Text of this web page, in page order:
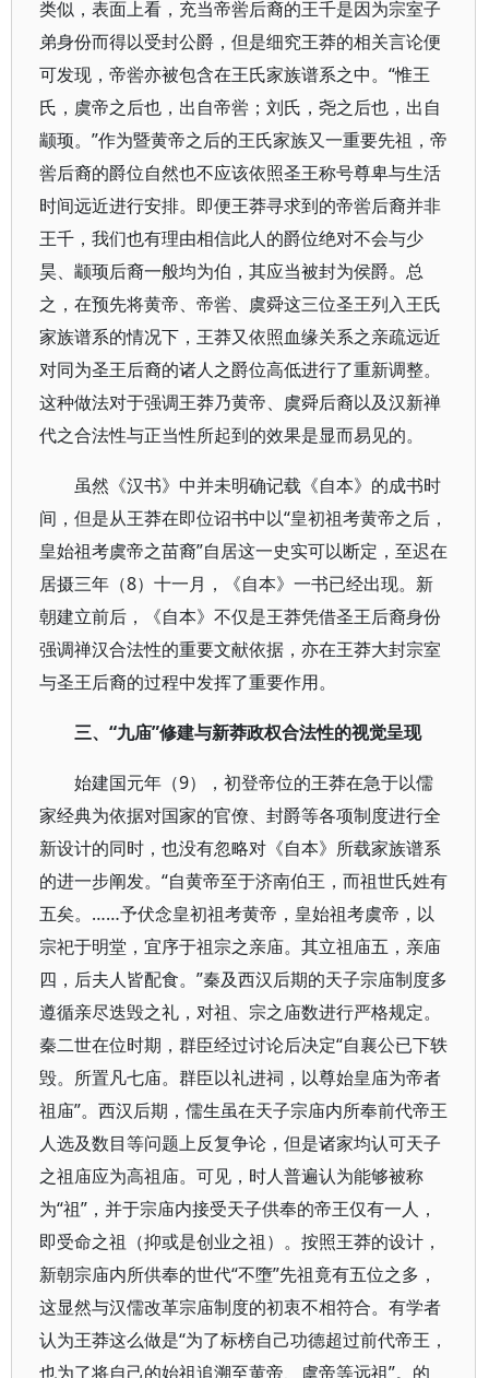
类似，表面上看，充当帝喾后裔的王千是因为宗室子
弟身份而得以受封公爵，但是细究王莽的相关言论便
可发现，帝喾亦被包含在王氏家族谱系之中。“惟王
氏，虞帝之后也，出自帝喾；刘氏，尧之后也，出自
颛顼。”作为暨黄帝之后的王氏家族又一重要先祖，帝
喾后裔的爵位自然也不应该依照圣王称号尊卑与生活
时间远近进行安排。即便王莽寻求到的帝喾后裔并非
王千，我们也有理由相信此人的爵位绝对不会与少
昊、颛顼后裔一般均为伯，其应当被封为侯爵。总
之，在预先将黄帝、帝喾、虞舜这三位圣王列入王氏
家族谱系的情况下，王莽又依照血缘关系之亲疏远近
对同为圣王后裔的诸人之爵位高低进行了重新调整。
这种做法对于强调王莽乃黄帝、虞舜后裔以及汉新禅
代之合法性与正当性所起到的效果是显而易见的。
虽然《汉书》中并未明确记载《自本》的成书时
间，但是从王莽在即位诏书中以“皇初祖考黄帝之后，
皇始祖考虞帝之苗裔”自居这一史实可以断定，至迟在
居摄三年（8）十一月，《自本》一书已经出现。新
朝建立前后，《自本》不仅是王莽凭借圣王后裔身份
强调禅汉合法性的重要文献依据，亦在王莽大封宗室
与圣王后裔的过程中发挥了重要作用。
三、“九庙”修建与新莽政权合法性的视觉呈现
始建国元年（9），初登帝位的王莽在急于以儒
家经典为依据对国家的官僚、封爵等各项制度进行全
新设计的同时，也没有忽略对《自本》所载家族谱系
的进一步阐发。“自黄帝至于济南伯王，而祖世氏姓有
五矣。……予伏念皇初祖考黄帝，皇始祖考虞帝，以
宗祀于明堂，宜序于祖宗之亲庙。其立祖庙五，亲庙
四，后夫人皆配食。”秦及西汉后期的天子宗庙制度多
遵循亲尽迭毁之礼，对祖、宗之庙数进行严格规定。
秦二世在位时期，群臣经过讨论后决定“自襄公已下轶
毁。所置凡七庙。群臣以礼进祠，以尊始皇庙为帝者
祖庙”。西汉后期，儒生虽在天子宗庙内所奉前代帝王
人选及数目等问题上反复争论，但是诸家均认可天子
之祖庙应为高祖庙。可见，时人普遍认为能够被称
为“祖”，并于宗庙内接受天子供奉的帝王仅有一人，
即受命之祖（抑或是创业之祖）。按照王莽的设计，
新朝宗庙内所供奉的世代“不墮”先祖竟有五位之多，
这显然与汉儒改革宗庙制度的初衷不相符合。有学者
认为王莽这么做是“为了标榜自己功德超过前代帝王，
也为了将自己的始祖追溯至黄帝、虞帝等远祖”。的